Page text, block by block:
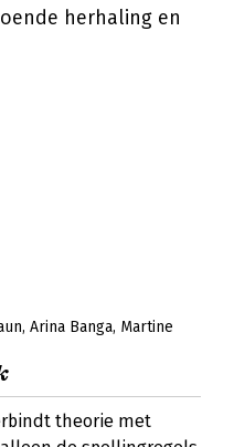
herhaling en
Arina Banga Martine
theorie met